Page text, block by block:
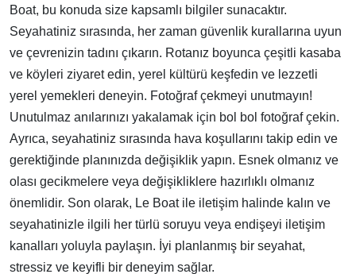
Boat, bu konuda size kapsamlı bilgiler sunacaktır.
Seyahatiniz sırasında, her zaman güvenlik kurallarına uyun
ve çevrenizin tadını çıkarın. Rotanız boyunca çeşitli kasaba
ve köyleri ziyaret edin, yerel kültürü keşfedin ve lezzetli
yerel yemekleri deneyin. Fotoğraf çekmeyi unutmayın!
Unutulmaz anılarınızı yakalamak için bol bol fotoğraf çekin.
Ayrıca, seyahatiniz sırasında hava koşullarını takip edin ve
gerektiğinde planınızda değişiklik yapın. Esnek olmanız ve
olası gecikmelere veya değişikliklere hazırlıklı olmanız
önemlidir. Son olarak, Le Boat ile iletişim halinde kalın ve
seyahatinizle ilgili her türlü soruyu veya endişeyi iletişim
kanalları yoluyla paylaşın. İyi planlanmış bir seyahat,
stressiz ve keyifli bir deneyim sağlar.